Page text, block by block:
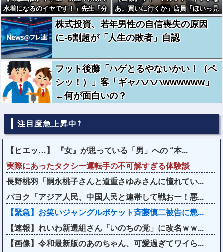
水着になるのイヤです！」先生「分
かった」→結果まさかの『こう』な
ってしまうw w w w w w w
あ。買いに行くか」店員「ほいっ見
積もりな！」ワイ「金額おかしく
ね？」←お前らもそう思うよ
な？？？？？
株式投資、若年男性の自信喪失の原因
に-6割超が「人生の敗者」自認
フット後藤「ハゲとるやないかい！（ペ
シッ！）」客「ギャハハハwwwwww」
←何が面白いの？
注目度急上昇中⤴
【ヒエッ…】 『女』が思っている「男」への “本...
実際にあったタクシー運転手の不可解すぎる体験談
長野桃羽「嗣永桃子さんと道重さゆみさんに憧れてい...
パヨク「アジア人民、中国人民と連帯して戦おー！悪...
【緊急】お笑いジャングルポケット斉藤慎二被告に懲...
【速報】れいわ新選組さん「いのちの党」に改名ｗｗ...
【画像】令和最新版のあのちゃん、可愛過ぎてワイら...